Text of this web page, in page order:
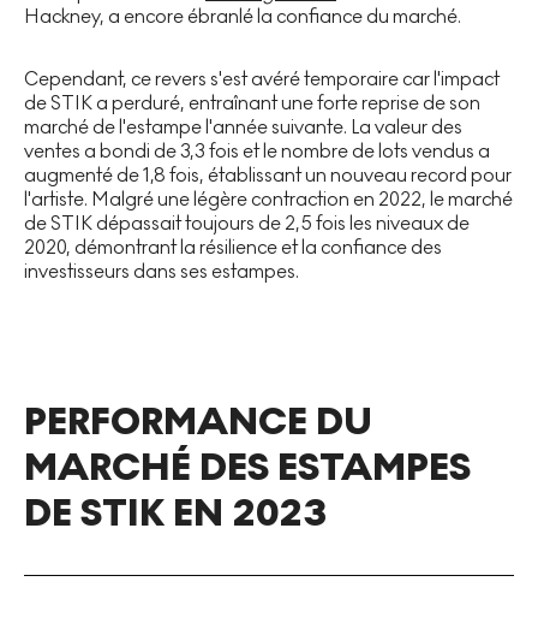
Hackney, a encore ébranlé la confiance du marché.
Cependant, ce revers s'est avéré temporaire car l'impact
de STIK a perduré, entraînant une forte reprise de son
marché de l'estampe l'année suivante. La valeur des
ventes a bondi de 3,3 fois et le nombre de lots vendus a
augmenté de 1,8 fois, établissant un nouveau record pour
l'artiste. Malgré une légère contraction en 2022, le marché
de STIK dépassait toujours de 2,5 fois les niveaux de
2020, démontrant la résilience et la confiance des
investisseurs dans ses estampes.
PERFORMANCE DU
MARCHÉ DES ESTAMPES
DE STIK EN 2023